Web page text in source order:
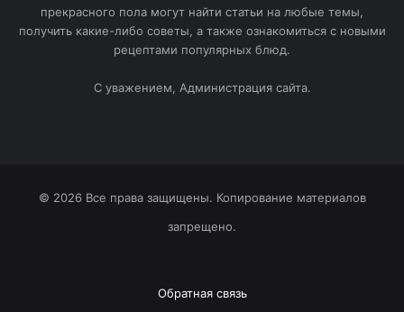
прекрасного пола могут найти статьи на любые темы,
получить какие-либо советы, а также ознакомиться с новыми
рецептами популярных блюд.
С уважением, Администрация сайта.
© 2026 Все права защищены. Копирование материалов
запрещено.
Обратная связь